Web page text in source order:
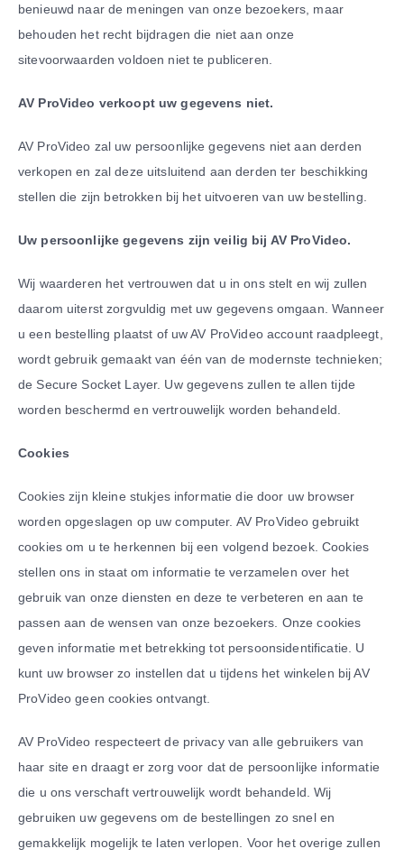
benieuwd naar de meningen van onze bezoekers, maar
behouden het recht bijdragen die niet aan onze
sitevoorwaarden voldoen niet te publiceren.
AV ProVideo verkoopt uw gegevens niet.
AV ProVideo zal uw persoonlijke gegevens niet aan derden
verkopen en zal deze uitsluitend aan derden ter beschikking
stellen die zijn betrokken bij het uitvoeren van uw bestelling.
Uw persoonlijke gegevens zijn veilig bij AV ProVideo.
Wij waarderen het vertrouwen dat u in ons stelt en wij zullen
daarom uiterst zorgvuldig met uw gegevens omgaan. Wanneer
u een bestelling plaatst of uw AV ProVideo account raadpleegt,
wordt gebruik gemaakt van één van de modernste technieken;
de Secure Socket Layer. Uw gegevens zullen te allen tijde
worden beschermd en vertrouwelijk worden behandeld.
Cookies
Cookies zijn kleine stukjes informatie die door uw browser
worden opgeslagen op uw computer. AV ProVideo gebruikt
cookies om u te herkennen bij een volgend bezoek. Cookies
stellen ons in staat om informatie te verzamelen over het
gebruik van onze diensten en deze te verbeteren en aan te
passen aan de wensen van onze bezoekers. Onze cookies
geven informatie met betrekking tot persoonsidentificatie. U
kunt uw browser zo instellen dat u tijdens het winkelen bij AV
ProVideo geen cookies ontvangt.
AV ProVideo respecteert de privacy van alle gebruikers van
haar site en draagt er zorg voor dat de persoonlijke informatie
die u ons verschaft vertrouwelijk wordt behandeld. Wij
gebruiken uw gegevens om de bestellingen zo snel en
gemakkelijk mogelijk te laten verlopen. Voor het overige zullen